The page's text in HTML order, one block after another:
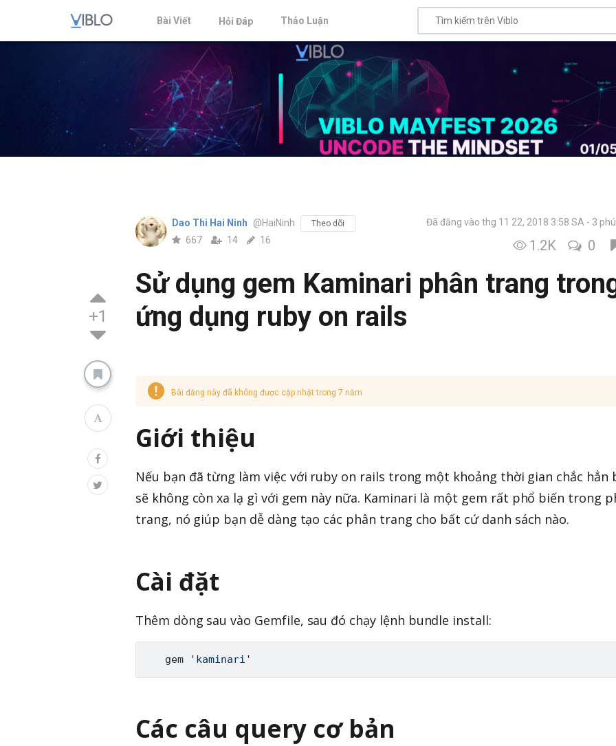
Bài Viết Hỏi Đáp Thảo Luận
+1
Dao Thi Hai Ninh @HaiNinh Theo dõi
667 14 16
Đã đăng vào thg 11 22, 2018 3:58 SA 3
1.2K 0
Sử dụng gem Kaminari phân trang
ứng dụng ruby on rails
Bài đăng này đã không được cập nhật trong 7 năm
Giới thiệu
Nếu bạn đã từng làm việc với ruby on rails trong một khoảng thời gian chắc hẳn
sẽ không còn xa lạ gì với gem này nữa. Kaminari là một gem rất phổ biến trong
trang, nó giúp bạn dễ dàng tạo các phân trang cho bất cứ danh sách nào.
Cài đặt
Thêm dòng sau vào Gemfile, sau đó chạy lệnh bundle install:
   gem
'kaminari'
Các câu query cơ bản